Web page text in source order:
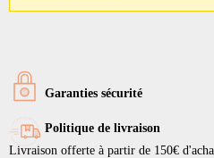
Garanties sécurité
Politique de livraison
Livraison offerte à partir de 150€